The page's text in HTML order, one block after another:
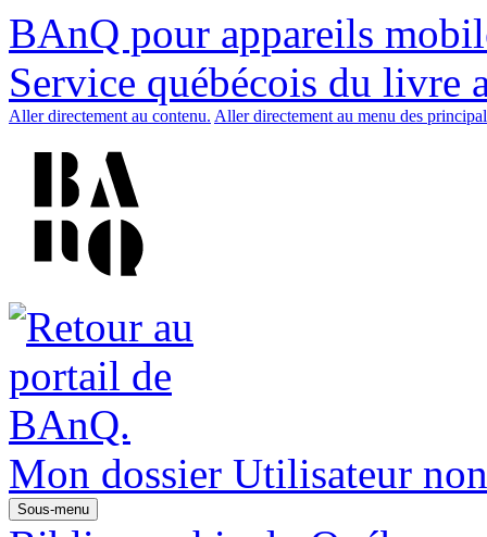
BAnQ pour appareils
Service québécois du livre
Aller directement au contenu. Aller directement au menu des
Mon dossier Utilisateur
Sous-menu